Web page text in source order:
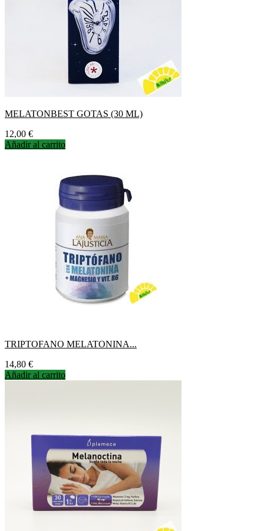
MELATONBEST GOTAS (30 ML)
Precio
12,00 €
Añadir al carrito
TRIPTOFANO MELATONINA...
Precio
14,80 €
Añadir al carrito